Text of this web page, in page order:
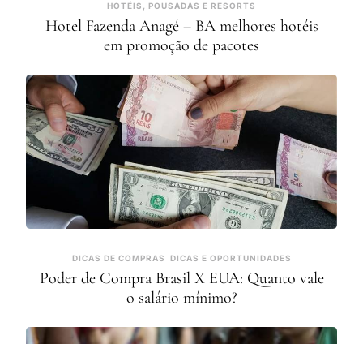
HOTÉIS, POUSADAS E RESORTS
Hotel Fazenda Anagé – BA melhores hotéis
em promoção de pacotes
DICAS DE COMPRAS DICAS E OPORTUNIDADES
Poder de Compra Brasil X EUA: Quanto vale
o salário mínimo?